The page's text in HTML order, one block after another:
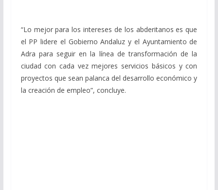
“Lo mejor para los intereses de los abderitanos es que
el PP lidere el Gobierno Andaluz y el Ayuntamiento de
Adra para seguir en la línea de transformación de la
ciudad con cada vez mejores servicios básicos y con
proyectos que sean palanca del desarrollo económico y
la creación de empleo”, concluye.